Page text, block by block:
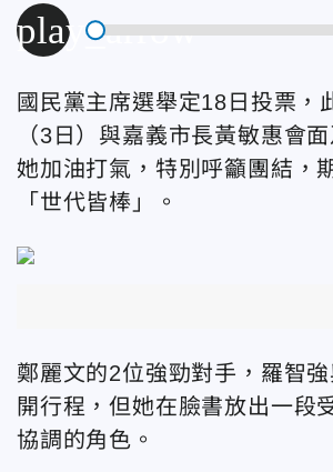
play_arrow
國民黨主席選舉定18日投票
（3日）與嘉義市長黃敏惠會
她加油打氣，特別呼籲團結，
「世代皆棒」。
鄭麗文的2位強勁對手，羅智
開行程，但她在臉書放出一段
協調的角色。